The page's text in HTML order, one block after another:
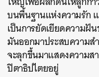
บนพื้นฐานแห่งความรัก
เป็นการยัดเยียดความฝั
มันออกมาประสบความส
จะลุกขึ้นมาแสดงความส
ปิตาธิปไตยอยู่